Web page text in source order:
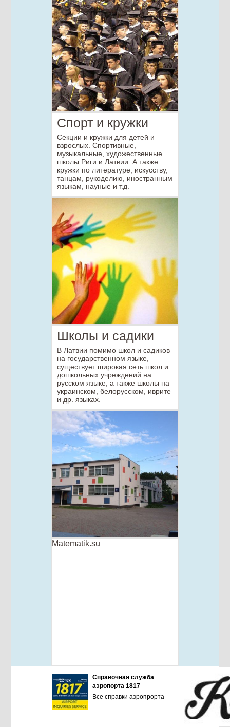
Спорт и кружки
Секции и кружки для детей и
взрослых. Cпортивные,
музыкальные, художественные
школы Риги и Латвии. А также
кружки по литературе, искусству,
танцам, рукоделию, иностранным
языкам, науные и т.д.
Школы и садики
В Латвии помимо школ и садиков
на государственном языке,
существует широкая сеть школ и
дошкольных учреждений на
русском языке, а также школы на
украинском, белорусском, иврите
и др. языках.
Matematik.su
Справочная служба
аэропорта 1817
Все справки аэропрорта